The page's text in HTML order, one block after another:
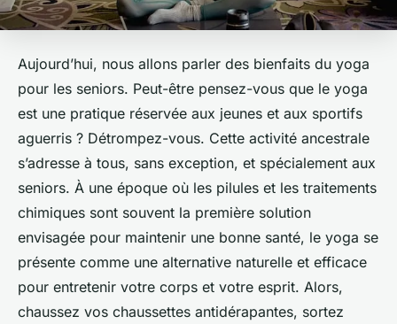
Aujourd’hui, nous allons parler des bienfaits du yoga
pour les seniors. Peut-être pensez-vous que le yoga
est une pratique réservée aux jeunes et aux sportifs
aguerris ? Détrompez-vous. Cette activité ancestrale
s’adresse à tous, sans exception, et spécialement aux
seniors. À une époque où les pilules et les traitements
chimiques sont souvent la première solution
envisagée pour maintenir une bonne santé, le yoga se
présente comme une alternative naturelle et efficace
pour entretenir votre corps et votre esprit. Alors,
chaussez vos chaussettes antidérapantes, sortez